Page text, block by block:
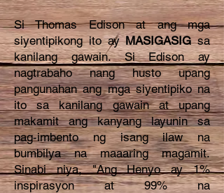
Si Thomas Edison at ang mga
siyentipikong ito ayMASIGASIGsa
kanilang gawain. Si Edison ay
nagtrabaho nang husto upang
pangunahan ang mga siyentipiko na
ito sa kanilang gawain at upang
makamit ang kanyang layunin sa
pag-imbento ng isang ilaw na
bumbilya na maaaring magamit.
Sinabi niya, "Ang Henyo ay 1%
inspirasyon at 99% na